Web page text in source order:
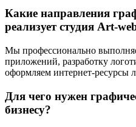
Какие направления
реализует студия Art-
Мы профессионально
приложений, разработку
оформляем интернет-ресурсы
Для чего нужен
бизнесу?